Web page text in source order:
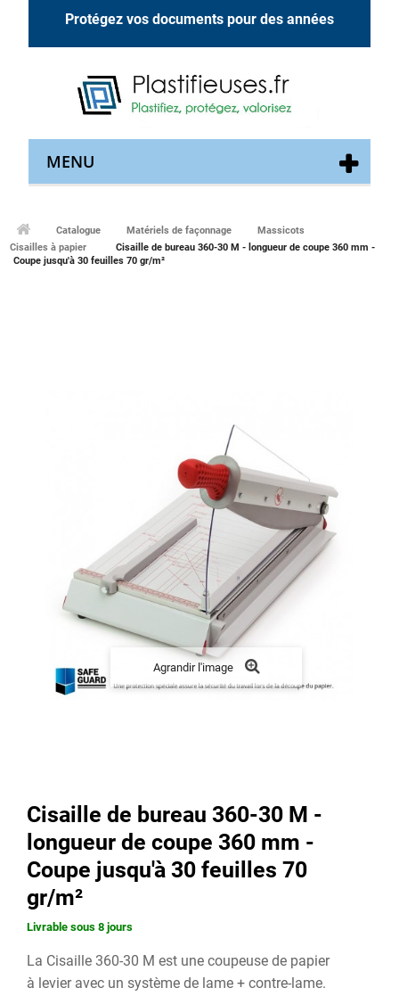
Protégez vos documents pour des années
MENU
Catalogue Matériels de façonnage
Massicots
Cisailles à papier
Cisaille de bureau 360-30 M - longueur de coupe 360 mm -
Coupe jusqu'à 30 feuilles 70 gr/m²
Agrandir l'image
Cisaille de bureau 360-30 M -
longueur de coupe 360 mm -
Coupe jusqu'à 30 feuilles 70
gr/m²
Livrable sous 8 jours
La Cisaille 360-30 M est une coupeuse de papier
à levier avec un système de lame + contre-lame.